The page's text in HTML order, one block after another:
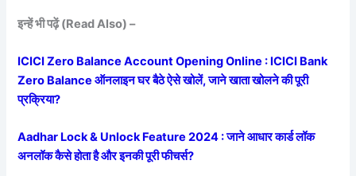
इन्हें भी पढ़ें (Read Also) –
ICICI Zero Balance Account Opening Online : ICICI Bank
Zero Balance ऑनलाइन घर बैठे ऐसे खोलें, जाने खाता खोलने की पूरी
प्रक्रिया?
Aadhar Lock & Unlock Feature 2024 : जाने आधार कार्ड लॉक
अनलॉक कैसे होता है और इनकी पूरी फीचर्स?